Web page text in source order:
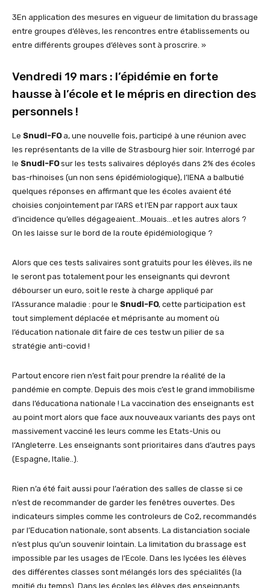
3En application des mesures en vigueur de limitation du brassage
entre groupes d’élèves, les rencontres entre établissements ou
entre différents groupes d’élèves sont à proscrire. »
Vendredi 19 mars : l’épidémie en forte
hausse à l’école et le mépris en direction des
personnels !
Le Snudi-FOa, une nouvelle fois, participé à une réunion avec
les représentants de la ville de Strasbourg hier soir. Interrogé par
le Snudi-FOsur les tests salivaires déployés dans 2% des écoles
bas-rhinoises (un non sens épidémiologique), l’IENA a balbutié
quelques réponses en affirmant que les écoles avaient été
choisies conjointement par l’ARS et l’EN par rapport aux taux
d’incidence qu’elles dégageaient…Mouais…et les autres alors ?
On les laisse sur le bord de la route épidémiologique ?
Alors que ces tests salivaires sont gratuits pour les élèves, ils ne
le seront pas totalement pour les enseignants qui devront
débourser un euro, soit le reste à charge appliqué par
l’Assurance maladie : pour le Snudi-FO, cette participation est
tout simplement déplacée et méprisante au moment où
l’éducation nationale dit faire de ces testw un pilier de sa
stratégie anti-covid !
Partout encore rien n’est fait pour prendre la réalité de la
pandémie en compte. Depuis des mois c’est le grand immobilisme
dans l’éducationa nationale ! La vaccination des enseignants est
au point mort alors que face aux nouveaux variants des pays ont
massivement vacciné les leurs comme les Etats-Unis ou
l’Angleterre. Les enseignants sont prioritaires dans d’autres pays
(Espagne, Italie..).
Rien n’a été fait aussi pour l’aération des salles de classe si ce
n’est de recommander de garder les fenêtres ouvertes. Des
indicateurs simples comme les controleurs de Co2, recommandés
par l’Education nationale, sont absents. La distanciation sociale
n’est plus qu’un souvenir lointain. La limitation du brassage est
impossible par les usages de l’Ecole. Dans les lycées les élèves
des différentes classes sont mélangés lors des spécialités (la
moitié du temps). Dans les écoles les élèves des enseignants